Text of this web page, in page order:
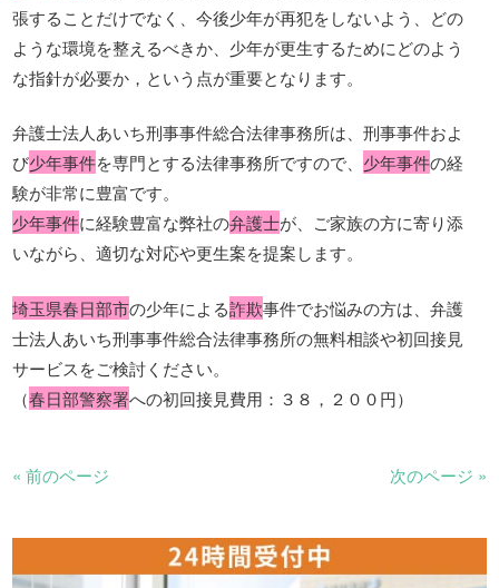
張することだけでなく、今後少年が再犯をしないよう、どの
ような環境を整えるべきか、少年が更生するためにどのよう
な指針が必要か，という点が重要となります。
弁護士法人あいち刑事事件総合法律事務所は、刑事事件およ
び少年事件を専門とする法律事務所ですので、 少年事件の経
験が非常に豊富です。
少年事件に経験豊富な弊社の弁護士が、ご家族の方に寄り添
いながら、適切な対応や更生案を提案します。
埼玉県春日部市の少年による詐欺事件でお悩みの方は、弁護
士法人あいち刑事事件総合法律事務所の無料相談や初回接見
サービスをご検討ください。
（春日部警察署への初回接見費用：３８，２００円）
« 前のページ 次のページ »